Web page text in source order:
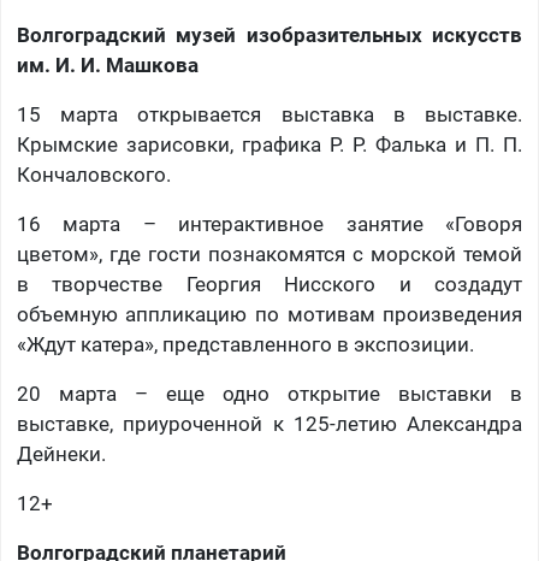
Волгоградский музей изобразительных искусств
им. И. И. Машкова
15 марта открывается выставка в выставке.
Крымские зарисовки, графика Р. Р. Фалька и П. П.
Кончаловского.
16 марта – интерактивное занятие «Говоря
цветом», где гости познакомятся с морской темой
в творчестве Георгия Нисского и создадут
объемную аппликацию по мотивам произведения
«Ждут катера», представленного в экспозиции.
20 марта – еще одно открытие выставки в
выставке, приуроченной к 125-летию Александра
Дейнеки.
12+
Волгоградский планетарий